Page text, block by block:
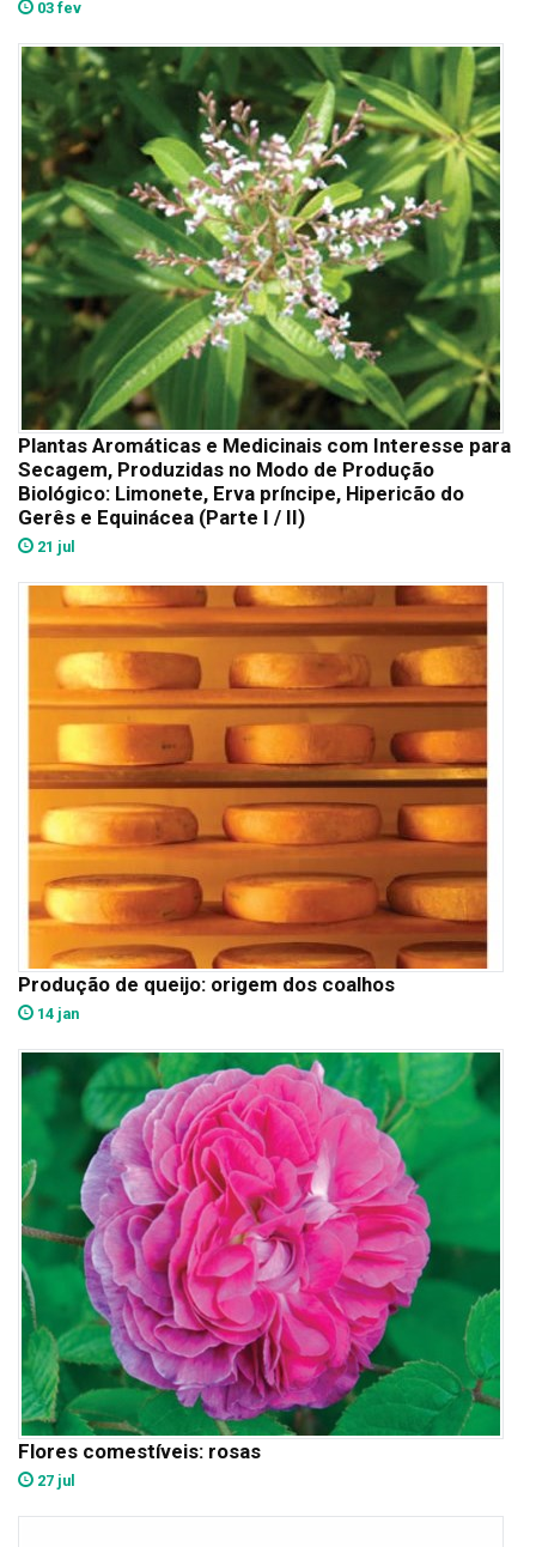
03 fev
Plantas Aromáticas e Medicinais com Interesse para
Secagem, Produzidas no Modo de Produção
Biológico: Limonete, Erva príncipe, Hipericão do
Gerês e Equinácea (Parte I / II)
21 jul
Produção de queijo: origem dos coalhos
14 jan
Flores comestíveis: rosas
27 jul